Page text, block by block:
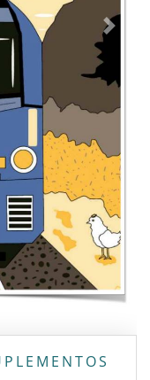
de privacidad
| La Jornada